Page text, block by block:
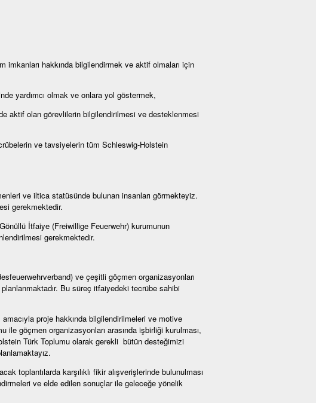
imkanları hakkında bilgilendirmek ve aktif olmaları için
yardımcı olmak ve onlara yol göstermek,
aktif olan görevlilerin bilgilendirilmesi ve desteklenmesi
ve tavsiyelerin tüm Schleswig-Holstein
ve iltica statüsünde bulunan insanları görmekteyiz.
gerekmektedir.
İtfaiye (Freiwillige Feuerwehr) kurumunun
gerekmektedir.
ve çeşitli göçmen organizasyonları
Bu süreç itfaiyedeki tecrübe sahibi
amacıyla proje hakkında bilgilendirilmeleri ve motive
göçmen organizasyonları arasında işbirliği kurulması,
Türk Toplumu olarak gerekli bütün desteğimizi
toplantılarda karşılıklı fikir alışverişlerinde bulunulması
ve elde edilen sonuçlar ile geleceğe yönelik